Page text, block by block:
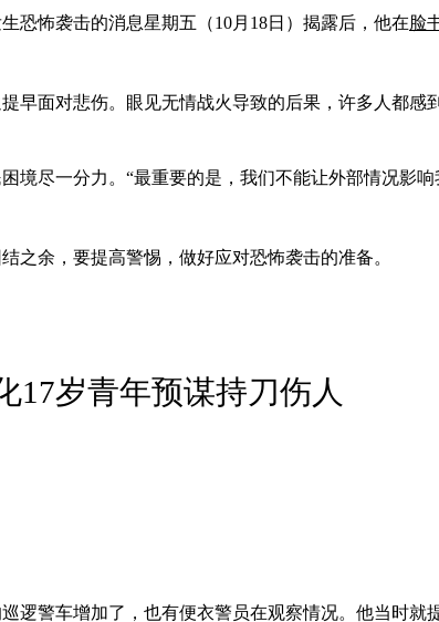
恐怖袭击的消息星期五（10月18日）揭露后，他在脸
面对悲伤。眼见无情战火导致的后果，许多人都感
境尽一分力。“最重要的是，我们不能让外部情况影
之余，要提高警惕，做好应对恐怖袭击的准备。
17岁青年预谋持刀伤人
警车增加了，也有便衣警员在观察情况。他当时就